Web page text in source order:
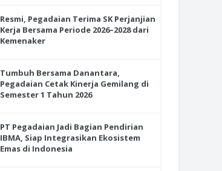
Resmi, Pegadaian Terima SK Perjanjian
Kerja Bersama Periode 2026–2028 dari
Kemenaker
Tumbuh Bersama Danantara,
Pegadaian Cetak Kinerja Gemilang di
Semester 1 Tahun 2026
PT Pegadaian Jadi Bagian Pendirian
IBMA, Siap Integrasikan Ekosistem
Emas di Indonesia